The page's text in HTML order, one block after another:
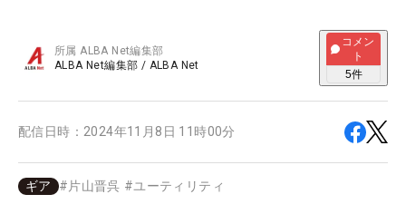
所属ALBA Net編集部
ALBA Net編集部 / ALBA Net
コメン
ト
5件
配信日時： 2024年11月8日 11時00分
ギア # 片山晋呉 #ユーティリティ